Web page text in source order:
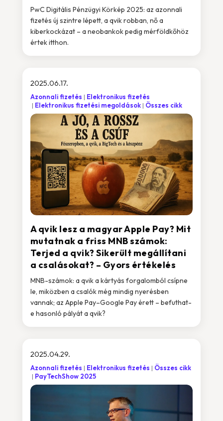
PwC Digitális Pénzügyi Körkép 2025: az azonnali
fizetés új szintre lépett, a qvik robban, nő a
kiberkockázat – a neobankok pedig mérföldkőhöz
értek itthon.
A qvik lesz a magyar Apple Pay? Mit
mutatnak a friss MNB számok:
Terjed a qvik? Sikerült megállítani
a csalásokat? – Gyors értékelés
2025.06.17.
Azonnali fizetés
Elektronikus fizetés
Elektronikus fizetési megoldások
Összes cikk
MNB-számok: a qvik a kártyás forgalomból csípne
le, miközben a csalók még mindig nyerésben
vannak; az Apple Pay–Google Pay érett – befuthat-
e hasonló pályát a qvik?
2025.04.29.
Azonnali fizetés Elektronikus fizetés
Összes cikk
PayTechShow 2025